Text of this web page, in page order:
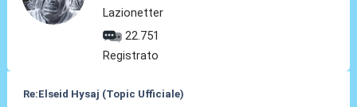
Lazionetter
22.751
Registrato
Re:Elseid Hysaj (Topic Ufficiale)